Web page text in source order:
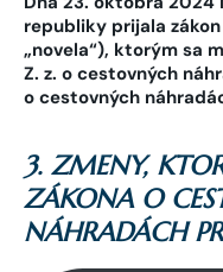
republiky prijala
„novela“), ktorým sa
Z. z. o cestovných
o cestovných
3. ZMENY,
ZÁKONA O
NÁHRADÁCH